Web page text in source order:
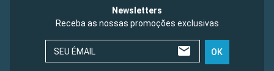
Newsletters
Receba as nossas promoções exclusivas
SEU ÉMAIL OK